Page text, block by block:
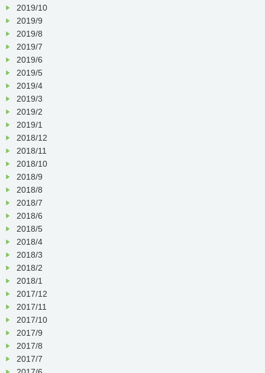
2019/10
2019/9
2019/8
2019/7
2019/6
2019/5
2019/4
2019/3
2019/2
2019/1
2018/12
2018/11
2018/10
2018/9
2018/8
2018/7
2018/6
2018/5
2018/4
2018/3
2018/2
2018/1
2017/12
2017/11
2017/10
2017/9
2017/8
2017/7